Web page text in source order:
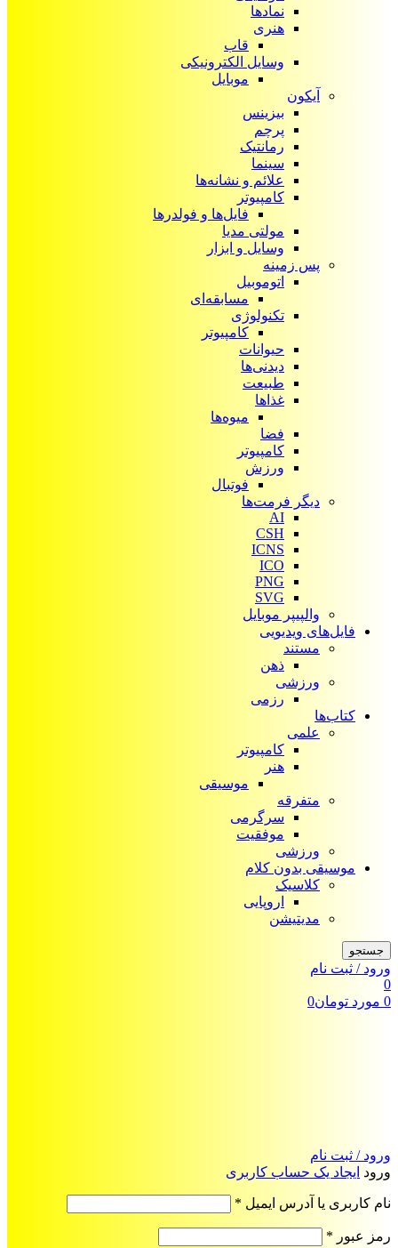
نمادها
هنری
قاب
وسایل الکترونیکی
موبایل
آیکون‌
بیزینس
پرچم
رمانتیک
سینما
علائم و نشانه‌ها
کامپیوتر
فایل‌ها و فولدرها
مولتی مدیا
وسایل و ابزار
پس زمینه
اتوموبیل
مسابقه‌ای
تکنولوژی
کامپیوتر
حیوانات
دیدنی‌ها
طبیعت
غذاها
میوه‌ها
فضا
کامپیوتر
ورزش
فوتبال
دیگر فرمت‌ها
AI
CSH
ICNS
ICO
PNG
SVG
والپیپر موبایل
فایل‌های ویدیویی
مستند
ذهن
ورزشی
رزمی
کتاب‌ها
علمی
کامپیوتر
هنر
موسیقی
متفرقه
سرگرمی
موفقیت
ورزشی
موسیقی بدون کلام
کلاسیک
اروپایی
مدیتیشن
جستجو
ورود / ثبت نام
0
0 مورد تومان0
ورود / ثبت نام
ورود ایجاد یک حساب کاربری
نام کاربری یا آدرس ایمیل *
رمز عبور *